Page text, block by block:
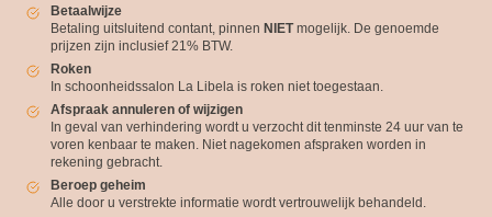
Betaalwijze
Betaling uitsluitend contant, pinnen NIETmogelijk. De genoemde
prijzen zijn inclusief 21% BTW.
Roken
In schoonheidssalon La Libela is roken niet toegestaan.
Afspraak annuleren of wijzigen
In geval van verhindering wordt u verzocht dit tenminste 24 uur van te
voren kenbaar te maken. Niet nagekomen afspraken worden in
rekening gebracht.
Beroep geheim
Alle door u verstrekte informatie wordt vertrouwelijk behandeld.